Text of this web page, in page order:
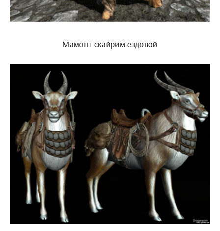
Мамонт скайрим ездовой